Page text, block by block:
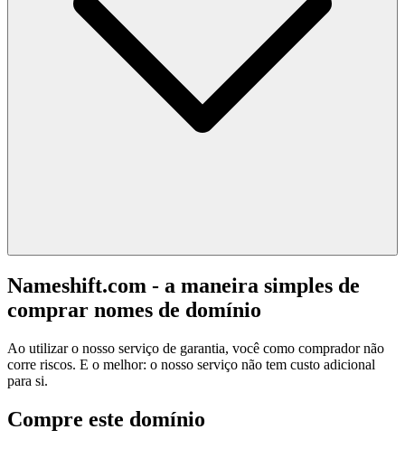
Nameshift.com - a maneira simples de
comprar nomes de domínio
Ao utilizar o nosso serviço de garantia, você como comprador não
corre riscos. E o melhor: o nosso serviço não tem custo adicional
para si.
Compre este domínio